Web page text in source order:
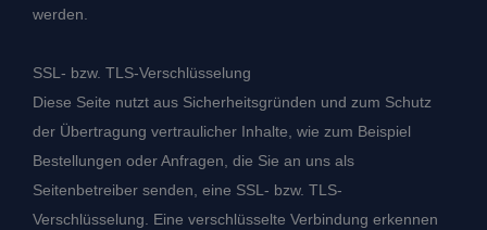
werden.
SSL- bzw. TLS-Verschlüsselung
Diese Seite nutzt aus Sicherheitsgründen und zum Schutz
der Übertragung vertraulicher Inhalte, wie zum Beispiel
Bestellungen oder Anfragen, die Sie an uns als
Seitenbetreiber senden, eine SSL- bzw. TLS-
Verschlüsselung. Eine verschlüsselte Verbindung erkennen